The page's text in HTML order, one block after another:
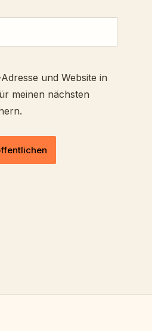
und Website in
meinen nächsten